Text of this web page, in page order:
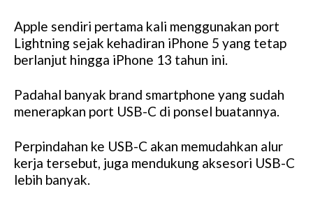
Apple sendiri pertama kali menggunakan port
Lightning sejak kehadiran iPhone 5 yang tetap
berlanjut hingga iPhone 13 tahun ini.
Padahal banyak brand smartphone yang sudah
menerapkan port USB-C di ponsel buatannya.
Perpindahan ke USB-C akan memudahkan alur
kerja tersebut, juga mendukung aksesori USB-C
lebih banyak.